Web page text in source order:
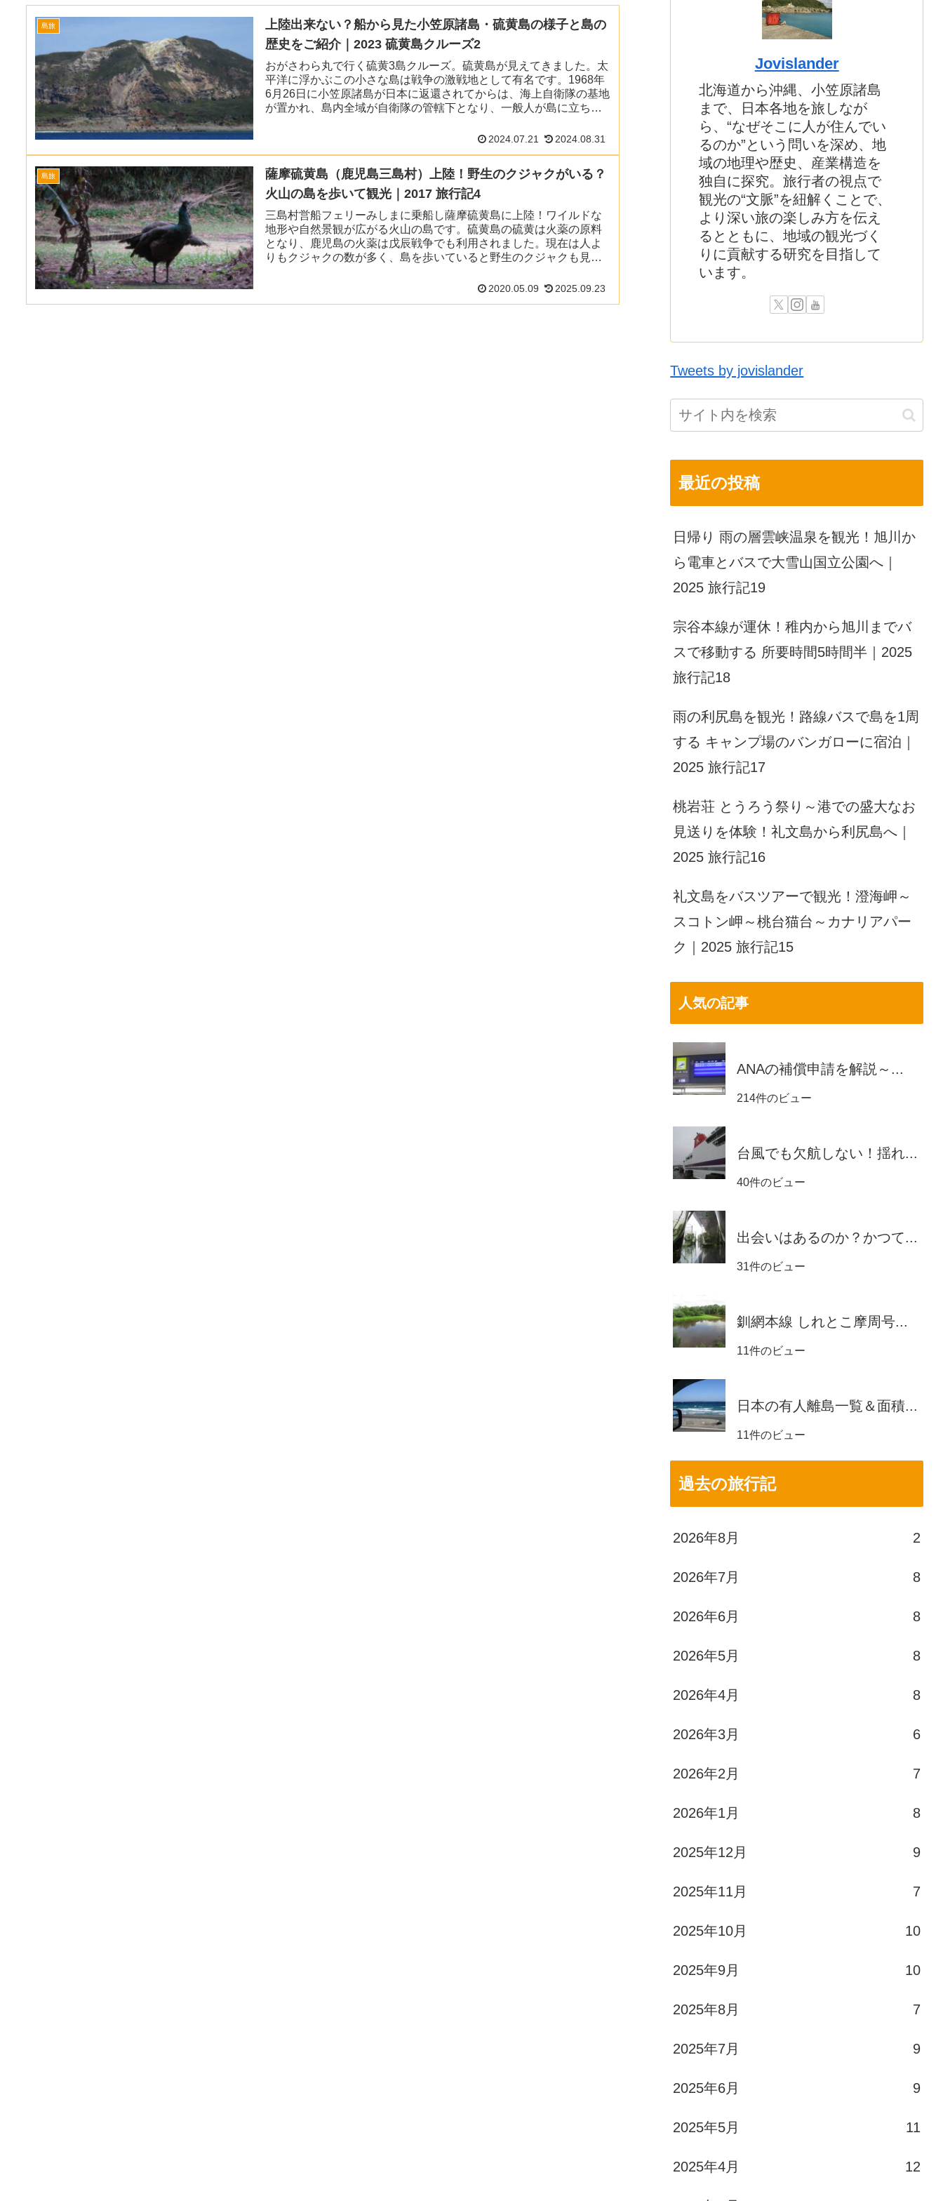
島旅
上陸出来ない？船から見た小笠原諸島・硫黄島の様子と島の
歴史をご紹介｜2023 硫黄島クルーズ2
おがさわら丸で行く硫黄3島クルーズ。硫黄島が見えてきました。太
平洋に浮かぶこの小さな島は戦争の激戦地として有名です。1968年
6月26日に小笠原諸島が日本に返還されてからは、海上自衛隊の基地
が置かれ、島内全域が自衛隊の管轄下となり、一般人が島に立ち入
2024.07.21 2024.08.31
島旅
薩摩硫黄島（鹿児島三島村）上陸！野生のクジャクがいる？
火山の島を歩いて観光｜2017 旅行記4
三島村営船フェリーみしまに乗船し薩摩硫黄島に上陸！ワイルドな
地形や自然景観が広がる火山の島です。硫黄島の硫黄は火薬の原料
となり、鹿児島の火薬は戊辰戦争でも利用されました。現在は人よ
りもクジャクの数が多く、島を歩いていると野生のクジャクも見る
2020.05.09 2025.09.23
Jovislander
北海道から沖縄、小笠原諸島
まで、日本各地を旅しなが
ら、“なぜそこに人が住んでい
るのか”という問いを深め、地
域の地理や歴史、産業構造を
独自に探究。旅行者の視点で
観光の“文脈”を紐解くことで、
より深い旅の楽しみ方を伝え
るとともに、地域の観光づく
りに貢献する研究を目指して
います。
Tweets by jovislander
最近の投稿
日帰り 雨の層雲峡温泉を観光！旭川か
ら電車とバスで大雪山国立公園へ｜
2025 旅行記19
宗谷本線が運休！稚内から旭川までバ
スで移動する 所要時間5時間半｜2025
旅行記18
雨の利尻島を観光！路線バスで島を1周
する キャンプ場のバンガローに宿泊｜
2025 旅行記17
桃岩荘 とうろう祭り～港での盛大なお
見送りを体験！礼文島から利尻島へ｜
2025 旅行記16
礼文島をバスツアーで観光！澄海岬～
スコトン岬～桃台猫台～カナリアパー
ク｜2025 旅行記15
人気の記事
ANAの補償申請を解説～...
214件のビュー
台風でも欠航しない！揺れ...
40件のビュー
出会いはあるのか？かつて...
31件のビュー
釧網本線 しれとこ摩周号...
11件のビュー
日本の有人離島一覧＆面積...
11件のビュー
過去の旅行記
2026年8月 2
2026年7月 8
2026年6月 8
2026年5月 8
2026年4月 8
2026年3月 6
2026年2月 7
2026年1月 8
2025年12月 9
2025年11月 7
2025年10月 10
2025年9月 10
2025年8月 7
2025年7月 9
2025年6月 9
2025年5月 11
2025年4月 12